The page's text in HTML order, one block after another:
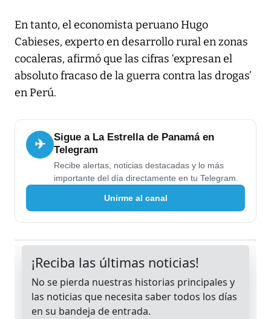
En tanto, el economista peruano Hugo
Cabieses, experto en desarrollo rural en zonas
cocaleras, afirmó que las cifras ‘expresan el
absoluto fracaso de la guerra contra las drogas’
en Perú.
✈
Sigue a La Estrella de Panamá en
Telegram
Recibe alertas, noticias destacadas y lo más
importante del día directamente en tu Telegram.
Unirme al canal